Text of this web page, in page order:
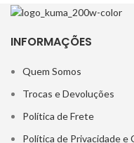
INFORMAÇÕES
Quem Somos
Trocas e Devoluções
Política de Frete
Política de Privacidade e